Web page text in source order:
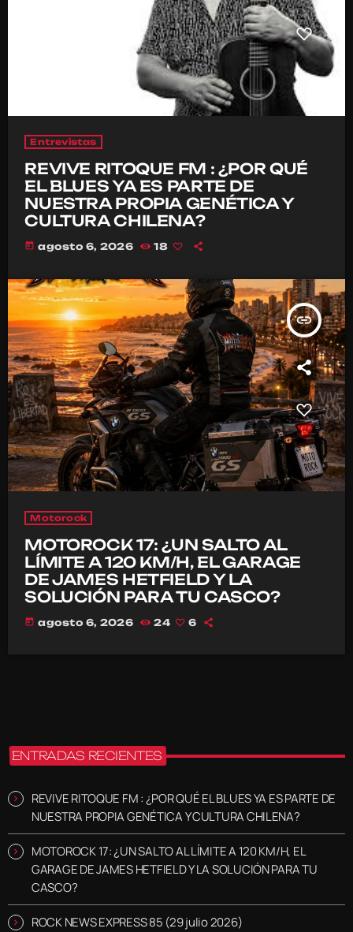
Entrevistas
REVIVE RITOQUE FM : ¿POR QUÉ
EL BLUES YA ES PARTE DE
NUESTRA PROPIA GENÉTICA Y
CULTURA CHILENA?
today agosto 6, 2026 18
insert_link
Motorock
MOTOROCK 17: ¿UN SALTO AL
LÍMITE A 120 KM/H, EL GARAGE
DE JAMES HETFIELD Y LA
SOLUCIÓN PARA TU CASCO?
today agosto 6, 2026 24 6
ENTRADAS RECIENTES
REVIVE RITOQUE FM : ¿POR QUÉ EL BLUES YA ES PARTE DE
NUESTRA PROPIA GENÉTICA Y CULTURA CHILENA?
MOTOROCK 17: ¿UN SALTO AL LÍMITE A 120 KM/H, EL
GARAGE DE JAMES HETFIELD Y LA SOLUCIÓN PARA TU
CASCO?
ROCK NEWS EXPRESS 85 (29 julio 2026)